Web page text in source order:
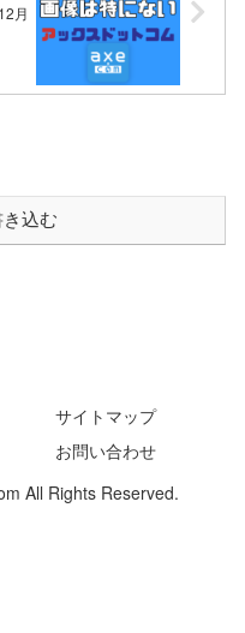
月
込む
サイトマップ
お問い合わせ
All Rights Reserved.